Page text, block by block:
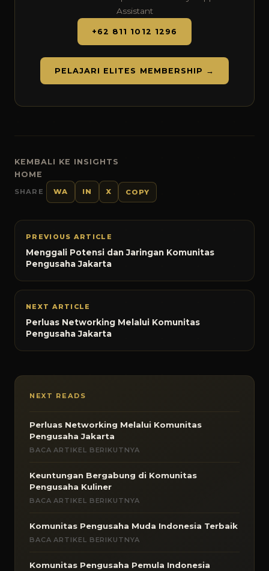
Assistant
+62 811 1012 1296
PELAJARI ELITES MEMBERSHIP →
KEMBALI KE INSIGHTS
HOME
SHARE WA IN X COPY
PREVIOUS ARTICLE
Menggali Potensi dan Jaringan Komunitas
Pengusaha Jakarta
NEXT ARTICLE
Perluas Networking Melalui Komunitas
Pengusaha Jakarta
NEXT READS
Perluas Networking Melalui Komunitas
Pengusaha Jakarta
BACA ARTIKEL BERIKUTNYA
Keuntungan Bergabung di Komunitas
Pengusaha Kuliner
BACA ARTIKEL BERIKUTNYA
Komunitas Pengusaha Muda Indonesia Terbaik
BACA ARTIKEL BERIKUTNYA
Komunitas Pengusaha Pemula Indonesia